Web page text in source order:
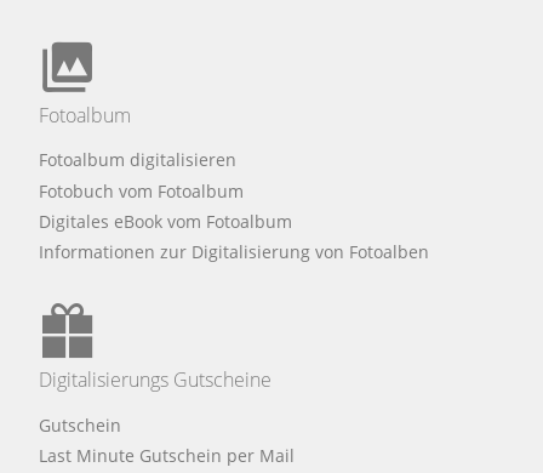
Fotoalbum
Fotoalbum digitalisieren
Fotobuch vom Fotoalbum
Digitales eBook vom Fotoalbum
Informationen zur Digitalisierung von Fotoalben
Digitalisierungs Gutscheine
Gutschein
Last Minute Gutschein per Mail